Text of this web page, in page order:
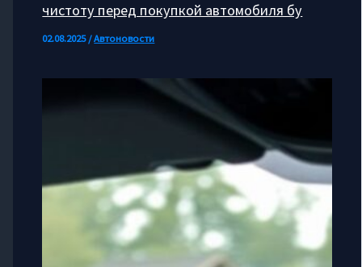
чистоту перед покупкой автомобиля бу
02.08.2025/Автоновости